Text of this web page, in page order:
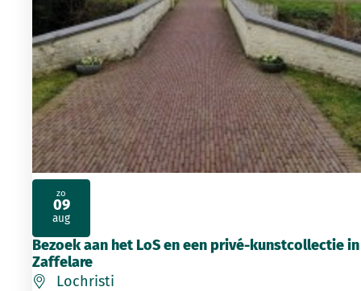
Bezoek aan het LoS en een privé-kunstcollectie in
Zaffelare
Lochristi
zo
09
aug
2026